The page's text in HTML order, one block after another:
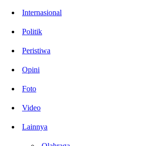
Internasional
Politik
Peristiwa
Opini
Foto
Video
Lainnya